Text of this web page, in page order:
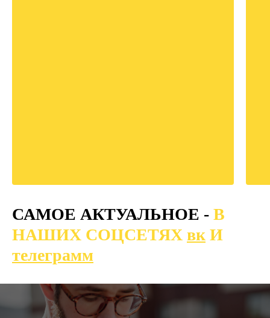
САМОЕ АКТУАЛЬНОЕ - В
НАШИХ СОЦСЕТЯХ вк И
телеграмм